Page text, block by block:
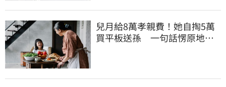
兒月給8萬孝親費！她自掏5萬
買平板送孫 一句話愣原地